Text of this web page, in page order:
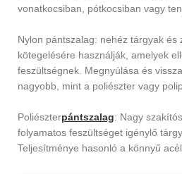
vonatkocsiban, pótkocsiban vagy
Nylon pántszalag: nehéz tárgyak és
kötegelésére használják, amelyek
feszültségnek. Megnyúlása és
nagyobb, mint a poliészter vagy
Poliészterpántszalag: Nagy
folyamatos feszültséget igénylő
Teljesítménye hasonló a könnyű